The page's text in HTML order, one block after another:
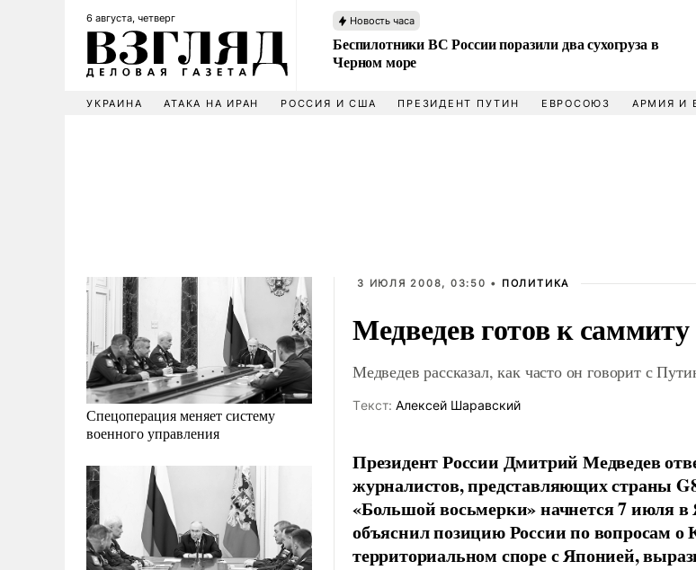
6 августа, четверг Новость часа
Беспилотники ВС России поразили два сухогруза в
Черном море
УКРАИНА АТАКА НА ИРАН РОССИЯ И США ПРЕЗИДЕНТ ПУТИН ЕВРОСОЮЗ АРМИЯ И
Спецоперация меняет систему
военного управления
3 ИЮЛЯ 2008, 03:50 • ПОЛИТИКА
Медведев готов к
Медведев рассказал, как часто он говорит с
Tекст: Алексей Шаравский
Президент России Дмитрий Медведев
журналистов, представляющих страны
«Большой восьмерки» начнется 7 июля
объяснил позицию России по вопросам о
территориальном споре с Японией,